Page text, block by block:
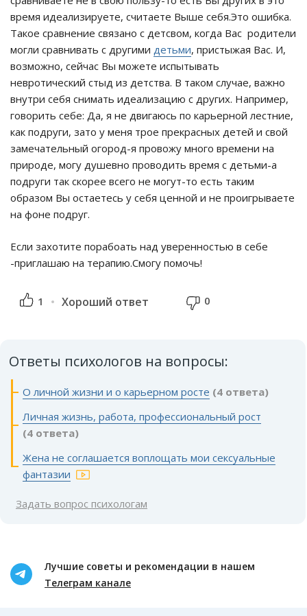
время идеализируете, считаете Выше себя.Это ошибка.
Такое сравнение связано с детсвом, когда Вас родители
могли сравнивать с другими детьми, пристыжая Вас. И,
возможно, сейчас Вы можете испытывать
невротический стыд из детства. В таком случае, важно
внутри себя снимать идеализацию с других. Например,
говорить себе: Да, я не двигаюсь по карьерной лестние,
как подруги, зато у меня трое прекрасных детей и свой
замечательный огород-я провожу много времени на
природе, могу душевно проводить время с детьми-а
подруги так скорее всего не могут-то есть таким
образом Вы остаетесь у себя ценной и не проигрываете
на фоне подруг.
Если захотите порабоать над уверенностью в себе
-приглашаю на терапию.Смогу помочь!
1 Хороший ответ 0
Ответы психологов на вопросы:
О личной жизни и о карьерном росте (4 ответа)
Личная жизнь, работа, профессиональный рост
(4 ответа)
Жена не соглашается воплощать мои сексуальные
фантазии
Задать вопрос психологам
Лучшие советы и рекомендации в нашем
Телеграм канале